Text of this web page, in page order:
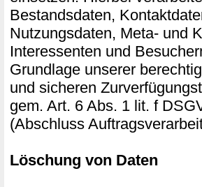
Bestandsdaten,
Nutzungsdaten, Meta- und
Interessenten und
Grundlage unserer
und sicheren
gem. Art. 6 Abs. 1 lit. f
(Abschluss
Löschung von Daten